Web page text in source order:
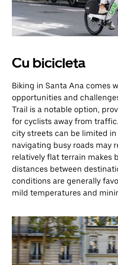
Cu bicicleta
Biking in Santa Ana comes
opportunities and
Trail is a notable option,
for cyclists away from
city streets can be limited in
navigating busy roads may
relatively flat terrain makes
distances between
conditions are generally
mild temperatures and